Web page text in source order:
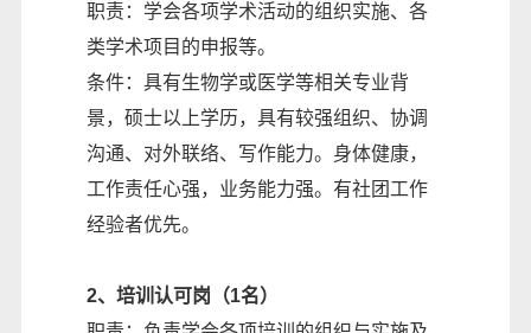
职责：学会各项学术活动的组织实施、各
类学术项目的申报等。
条件：具有生物学或医学等相关专业背
景，硕士以上学历，具有较强组织、协调
沟通、对外联络、写作能力。身体健康，
工作责任心强，业务能力强。有社团工作
经验者优先。
2、培训认可岗（1名）